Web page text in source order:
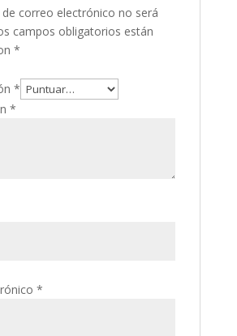
correo electrónico no será
campos obligatorios están
*
*
*
*